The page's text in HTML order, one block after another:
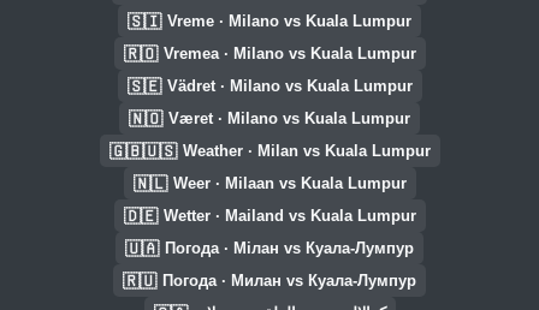
🇸🇮 Vreme · Milano vs Kuala Lumpur
🇷🇴 Vremea · Milano vs Kuala Lumpur
🇸🇪 Vädret · Milano vs Kuala Lumpur
🇳🇴 Været · Milano vs Kuala Lumpur
🇬🇧🇺🇸 Weather · Milan vs Kuala Lumpur
🇳🇱 Weer · Milaan vs Kuala Lumpur
🇩🇪 Wetter · Mailand vs Kuala Lumpur
🇺🇦 Погода · Мілан vs Куала-Лумпур
🇷🇺 Погода · Милан vs Куала-Лумпур